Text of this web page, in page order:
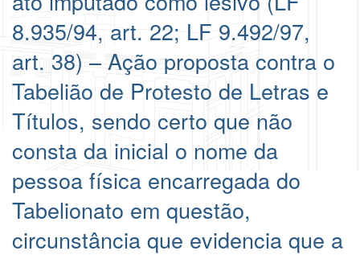
8.935/94, art. 22; LF 9.492/97,
art. 38) – Ação proposta contra o
Tabelião de Protesto de Letras e
Títulos, sendo certo que não
consta da inicial o nome da
pessoa física encarregada do
Tabelionato em questão,
circunstância que evidencia que a